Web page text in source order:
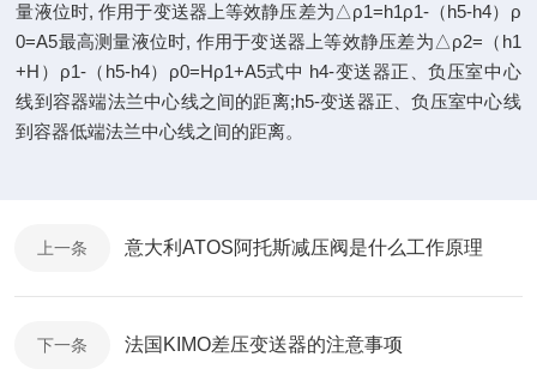
量液位时, 作用于变送器上等效静压差为△ρ1=h1ρ1-（h5-h4）ρ
0=A5最高测量液位时, 作用于变送器上等效静压差为△ρ2=（h1
+H）ρ1-（h5-h4）ρ0=Hρ1+A5式中 h4-变送器正、负压室中心
线到容器端法兰中心线之间的距离;h5-变送器正、负压室中心线
到容器低端法兰中心线之间的距离。
上一条 意大利ATOS阿托斯减压阀是什么工作原理
下一条 法国KIMO差压变送器的注意事项